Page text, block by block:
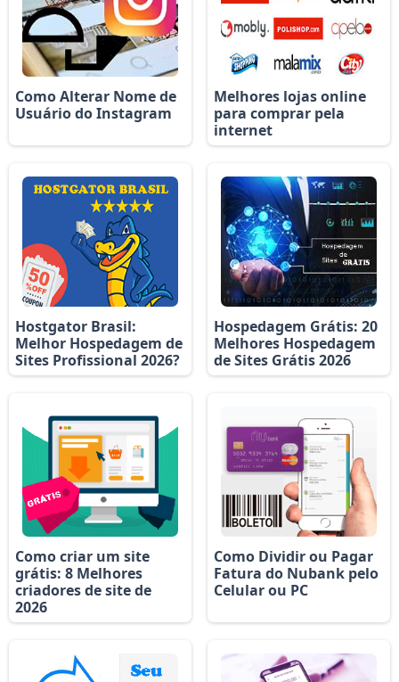
Como Alterar Nome de
Usuário do Instagram
Melhores lojas online
para comprar pela
internet
Hostgator Brasil:
Melhor Hospedagem de
Sites Profissional 2026?
Hospedagem Grátis: 20
Melhores Hospedagem
de Sites Grátis 2026
Como criar um site
grátis: 8 Melhores
criadores de site de
2026
Como Dividir ou Pagar
Fatura do Nubank pelo
Celular ou PC